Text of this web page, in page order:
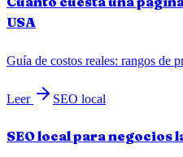
USA
Guía de costos reales: rangos de
Leer SEO local
SEO local para negocios